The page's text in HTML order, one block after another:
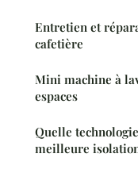
Entretien et
cafetière
Mini machine à
espaces
Quelle
meilleure